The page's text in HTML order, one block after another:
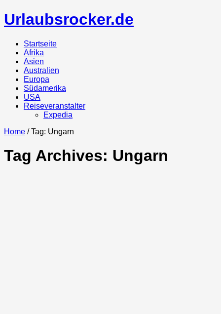
Urlaubsrocker.de
Startseite
Afrika
Asien
Australien
Europa
Südamerika
USA
Reiseveranstalter
Expedia
Home / Tag: Ungarn
Tag Archives: Ungarn